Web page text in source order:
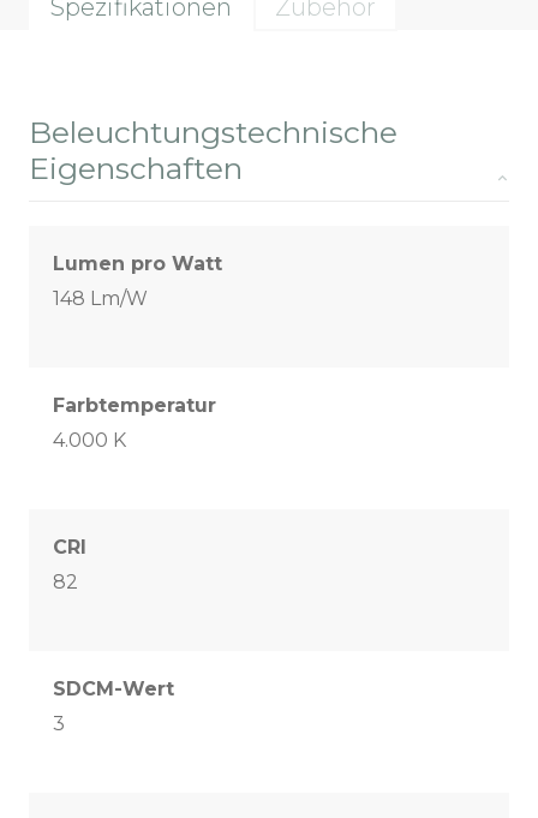
Spezifikationen Zubehör
Beleuchtungstechnische
Eigenschaften
Lumen pro Watt
148 Lm/W
Farbtemperatur
4.000 K
CRI
82
SDCM-Wert
3